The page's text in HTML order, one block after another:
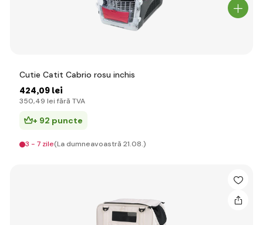
Cutie Catit Cabrio rosu inchis
424,09 lei
350,49 lei fără TVA
+ 92 puncte
3 - 7 zile(La dumneavoastră 21.08.)